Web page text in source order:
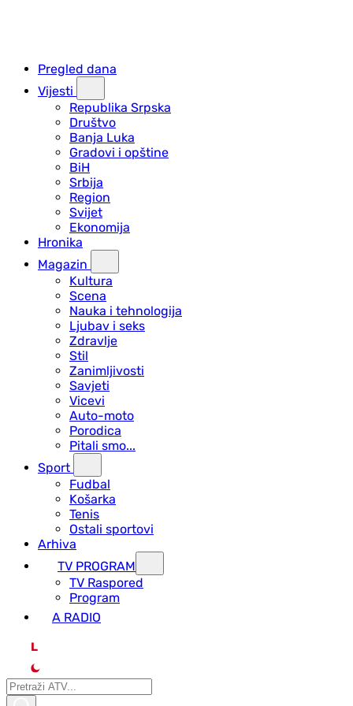
Pregled dana
Vijesti
Republika Srpska
Društvo
Banja Luka
Gradovi i opštine
BiH
Srbija
Region
Svijet
Ekonomija
Hronika
Magazin
Kultura
Scena
Nauka i tehnologija
Ljubav i seks
Zdravlje
Stil
Zanimljivosti
Savjeti
Vicevi
Auto-moto
Porodica
Pitali smo...
Sport
Fudbal
Košarka
Tenis
Ostali sportovi
Arhiva
TV PROGRAM
ТV Raspored
Program
A RADIO
L